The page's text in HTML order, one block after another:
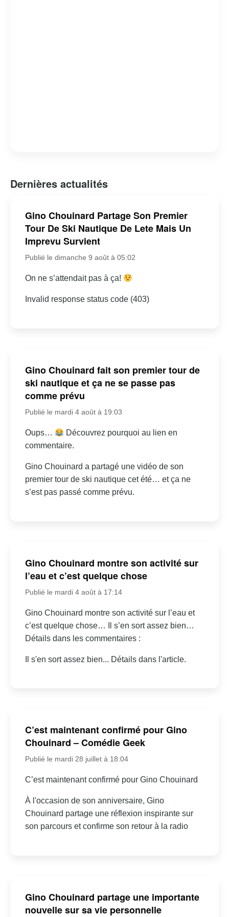
Dernières actualités
Gino Chouinard Partage Son Premier
Tour De Ski Nautique De Lete Mais Un
Imprevu Survient
Publié le dimanche 9 août à 05:02
On ne s’attendait pas à ça!
Invalid response status code (403)
Gino Chouinard fait son premier tour de
ski nautique et ça ne se passe pas
comme prévu
Publié le mardi 4 août à 19:03
Oups…
Découvrez pourquoi au lien en
commentaire.
Gino Chouinard a partagé une vidéo de son
premier tour de ski nautique cet été… et ça ne
s’est pas passé comme prévu.
Gino Chouinard montre son activité sur
l’eau et c’est quelque chose
Publié le mardi 4 août à 17:14
Gino Chouinard montre son activité sur l’eau et
c’est quelque chose… Il s’en sort assez bien…
Détails dans les commentaires :
Il s'en sort assez bien... Détails dans l'article.
C’est maintenant confirmé pour Gino
Chouinard – Comédie Geek
Publié le mardi 28 juillet à 18:04
C’est maintenant confirmé pour Gino Chouinard
À l'occasion de son anniversaire, Gino
Chouinard partage une réflexion inspirante sur
son parcours et confirme son retour à la radio
Gino Chouinard partage une importante
nouvelle sur sa vie personnelle